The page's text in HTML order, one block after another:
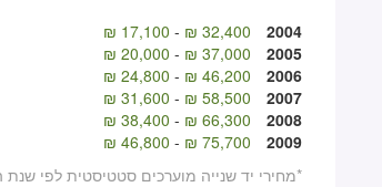
2004
32,400 ₪
-
17,100 ₪
2005
37,000 ₪
-
20,000 ₪
2006
46,200 ₪
-
24,800 ₪
2007
58,500 ₪
-
31,600 ₪
2008
66,300 ₪
-
38,400 ₪
2009
75,700 ₪
-
46,800 ₪
*מחירי יד שנייה מוערכים סטטיסטית לפי שנת